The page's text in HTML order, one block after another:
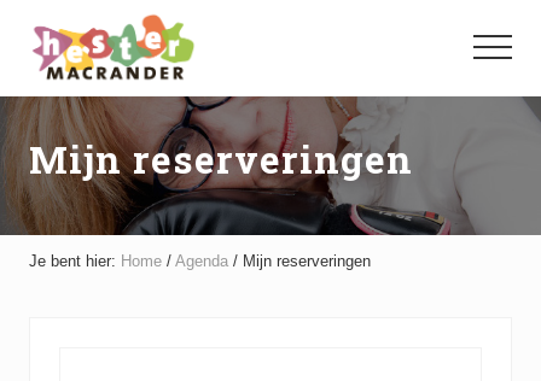
naar
hoofd
inhoud
naar
voettekst
Menu
Mijn reserveringen
Je bent hier: Home / Agenda / Mijn reserveringen